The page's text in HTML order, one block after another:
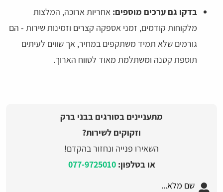
בדקו גם ערכים מוספים: אחריות ארוכה, המלצות
מלקוחות קודמים, זמני אספקה קצרים וזמינות שירות - הם
גורמים שלא תמיד משתקפים במחיר, אך שווים לעיתים
תוספת קטנה ומשתלמת מאוד לטווח הארוך.
מתעניינים בסורגים בבני ברק
וזקוקים לשירות?
השאירו פנייה ונחזור בהקדם!
או בטלפון:077-9725010